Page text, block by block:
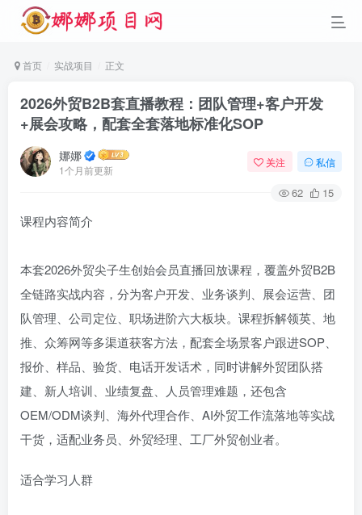
首页 实战项目 正文
2026外贸B2B套直播教程：团队管理+客户开发
+展会攻略，配套全套落地标准化SOP
娜娜
1个月前更新
关注 私信
62 15
课程内容简介
本套2026外贸尖子生创始会员直播回放课程，覆盖外贸B2B
全链路实战内容，分为客户开发、业务谈判、展会运营、团
队管理、公司定位、职场进阶六大板块。课程拆解领英、地
推、众筹网等多渠道获客方法，配套全场景客户跟进SOP、
报价、样品、验货、电话开发话术，同时讲解外贸团队搭
建、新人培训、业绩复盘、人员管理难题，还包含
OEM/ODM谈判、海外代理合作、AI外贸工作流落地等实战
干货，适配业务员、外贸经理、工厂外贸创业者。
适合学习人群